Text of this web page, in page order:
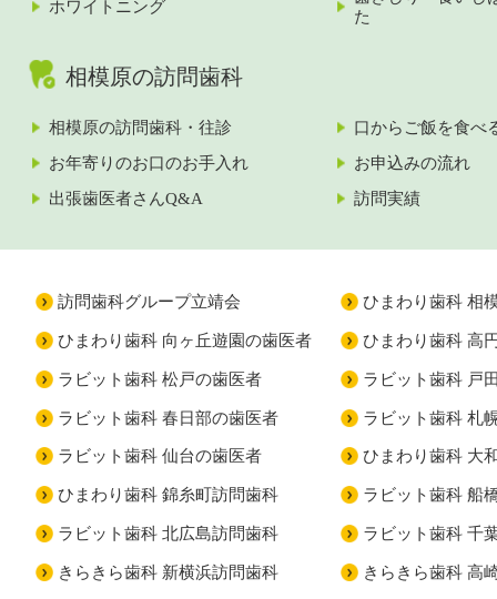
ホワイトニング
た
相模原の訪問歯科
相模原の訪問歯科・往診
口からご飯を食べ
お年寄りのお口のお手入れ
お申込みの流れ
出張歯医者さんQ&A
訪問実績
訪問歯科グループ立靖会 ひまわり歯科 相
ひまわり歯科 向ヶ丘遊園の歯医者 ひまわり歯科 高
ラビット歯科 松戸の歯医者 ラビット歯科 戸
ラビット歯科 春日部の歯医者 ラビット歯科 札
ラビット歯科 仙台の歯医者 ひまわり歯科 大
ひまわり歯科 錦糸町訪問歯科 ラビット歯科 船
ラビット歯科 北広島訪問歯科 ラビット歯科 千
きらきら歯科 新横浜訪問歯科 きらきら歯科 高